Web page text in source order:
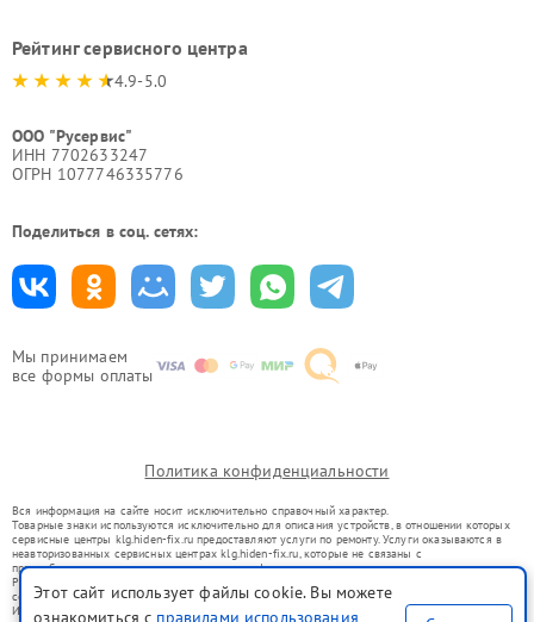
Мы принимаем
все формы оплаты
Рейтинг сервисного центра
4.9-5.0
ООО "Русервис"
ИНН 7702633247
ОГРН 1077746335776
Поделиться в соц. сетях:
Политика конфиденциальности
Вся информация на сайте носит исключительно справочный характер.
Товарные знаки используются исключительно для описания устройств, в отношении которых
сервисные центры klg.hiden-fix.ru предоставляют услуги по ремонту. Услуги оказываются в
неавторизованных сервисных центрах klg.hiden-fix.ru, которые не связаны с
правообладателями товарных знаков или их официальными представителями.
Ремонт осуществляется для устройств, уже введенных в гражданский оборот в соответствии
со статьей 1487 ГК РФ.
Использование товарных знаков не преследует цели индивидуализации услуг или введения
Этот сайт использует файлы cookie. Вы можете
ознакомиться с правилами использования